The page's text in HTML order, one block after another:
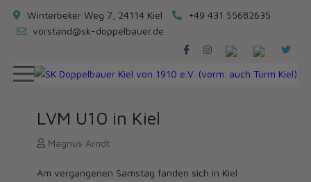
Winterbeker Weg 7, 24114 Kiel
+49 431 55682635
vorstand@sk-doppelbauer.de
LVM U10 in Kiel
Magnus Arndt
Am vergangenen Samstag fanden sich in Kiel